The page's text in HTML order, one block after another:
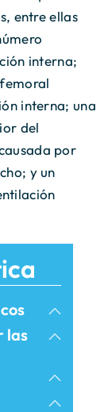
entre ellas
interna;
interna; una
del
por
y un
las